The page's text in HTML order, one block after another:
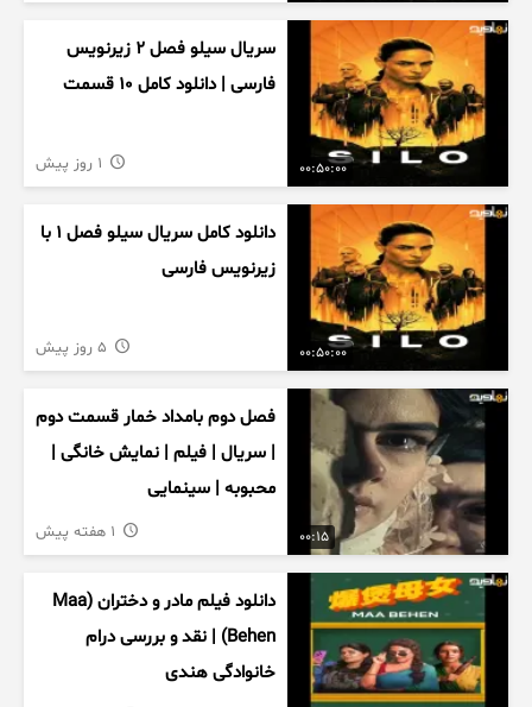
00:50:00
سریال سیلو فصل ۲ زیرنویس
فارسی | دانلود کامل ۱۰ قسمت
00:50:00
دانلود کامل سریال سیلو فصل ۱ با
زیرنویس فارسی
00:15
فصل دوم بامداد خمار قسمت دوم
| سریال | فیلم | نمایش خانگی |
محبوبه | سینمایی
دانلود فیلم مادر و دختران (Maa
Behen) | نقد و بررسی درام
خانوادگی هندی